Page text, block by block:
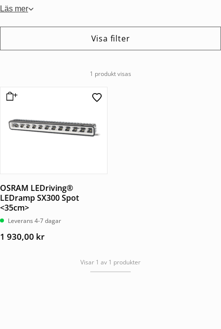
Läs mer
Visa filter
1 produkt visas
OSRAM LEDriving®
LEDramp SX300 Spot
<35cm>
Leverans 4-7 dagar
1 930,00 kr
Visar 1 av 1 produkter